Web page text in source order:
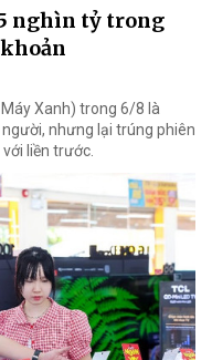
nghìn tỷ trong
Xanh) trong 6/8 là
nhưng lại trúng phiên
liền trước.